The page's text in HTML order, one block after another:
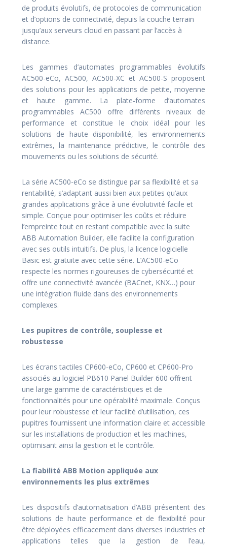
de produits évolutifs, de protocoles de communication
et d’options de connectivité, depuis la couche terrain
jusqu’aux serveurs cloud en passant par l’accès à
distance.
Les gammes d’automates programmables évolutifs
AC500-eCo, AC500, AC500-XC et AC500-S proposent
des solutions pour les applications de petite, moyenne
et haute gamme. La plate-forme d’automates
programmables AC500 offre différents niveaux de
performance et constitue le choix idéal pour les
solutions de haute disponibilité, les environnements
extrêmes, la maintenance prédictive, le contrôle des
mouvements ou les solutions de sécurité.
La série AC500-eCo se distingue par sa flexibilité et sa
rentabilité, s’adaptant aussi bien aux petites qu’aux
grandes applications grâce à une évolutivité facile et
simple. Conçue pour optimiser les coûts et réduire
l’empreinte tout en restant compatible avec la suite
ABB Automation Builder, elle facilite la configuration
avec ses outils intuitifs. De plus, la licence logicielle
Basic est gratuite avec cette série. L’AC500-eCo
respecte les normes rigoureuses de cybersécurité et
offre une connectivité avancée (BACnet, KNX…) pour
une intégration fluide dans des environnements
complexes.
Les pupitres de contrôle, souplesse et
robustesse
Les écrans tactiles CP600-eCo, CP600 et CP600-Pro
associés au logiciel PB610 Panel Builder 600 offrent
une large gamme de caractéristiques et de
fonctionnalités pour une opérabilité maximale. Conçus
pour leur robustesse et leur facilité d’utilisation, ces
pupitres fournissent une information claire et accessible
sur les installations de production et les machines,
optimisant ainsi la gestion et le contrôle.
La fiabilité ABB Motion appliquée aux
environnements les plus extrêmes
Les dispositifs d’automatisation d’ABB présentent des
solutions de haute performance et de flexibilité pour
être déployées efficacement dans diverses industries et
applications telles que la gestion de l’eau,